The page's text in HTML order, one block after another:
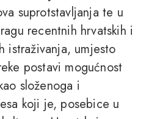
suprotstavljanja te u
recentnih hrvatskih i
istraživanja, umjesto
postavi mogućnost
složenoga i
koji je, posebice u